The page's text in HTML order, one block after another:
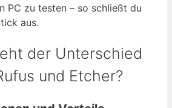
PC zu testen – so schließt du
aus.
der Unterschied
und Etcher?